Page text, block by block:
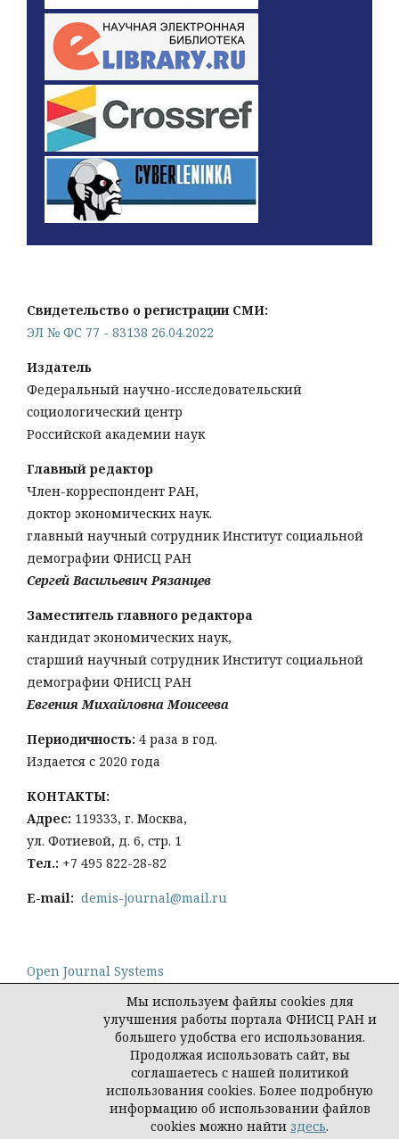
Свидетельство о регистрации СМИ:
ЭЛ № ФС 77 - 83138 26.04.2022
Издатель
Федеральный научно-исследовательский
социологический центр
Российской академии наук
Главный редактор
Член-корреспондент РАН,
доктор экономических наук.
главный научный сотрудник Институт социальной
демографии ФНИСЦ РАН
Сергей Васильевич Рязанцев
Заместитель главного редактора
кандидат экономических наук,
старший научный сотрудник Институт социальной
демографии ФНИСЦ РАН
Евгения Михайловна Моисеева
Периодичность: 4 раза в год.
Издается с 2020 года
КОНТАКТЫ:
Адрес: 119333, г. Москва,
ул. Фотиевой, д. 6, стр. 1
Тел.: +7 495 822-28-82
E-mail: demis-journal@mail.ru
Open Journal Systems
Политика конфиденциальности персональных
© Демис. Демографические исследования, 2026
Мы используем файлы cookies для
улучшения работы портала ФНИСЦ РАН и
большего удобства его использования.
Продолжая использовать сайт, вы
соглашаетесь с нашей политикой
использования cookies. Более подробную
информацию об использовании файлов
cookies можно найти здесь.